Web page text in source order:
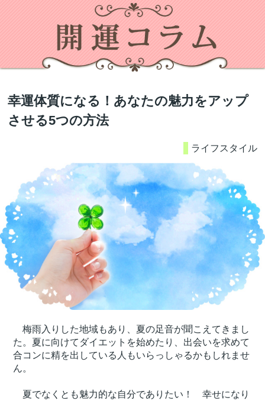
幸運体質になる！あなたの魅力をアップ
させる5つの方法
ライフスタイル
梅雨入りした地域もあり、夏の足音が聞こえてきまし
た。夏に向けてダイエットを始めたり、出会いを求めて
合コンに精を出している人もいらっしゃるかもしれませ
ん。
夏でなくとも魅力的な自分でありたい！ 幸せになり